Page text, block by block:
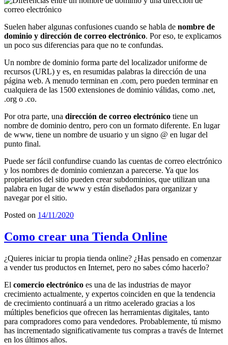
Suelen haber algunas confusiones cuando se habla de nombre de
dominio y dirección de correo electrónico. Por eso, te explicamos
un poco sus diferencias para que no te confundas.
Un nombre de dominio forma parte del localizador uniforme de
recursos (URL) y es, en resumidas palabras la dirección de una
página web. A menudo terminan en .com, pero pueden terminar en
cualquiera de las 1500 extensiones de dominio válidas, como .net,
.org o .co.
Por otra parte, una dirección de correo electrónico tiene un
nombre de dominio dentro, pero con un formato diferente. En lugar
de www, tiene un nombre de usuario y un signo @ en lugar del
punto final.
Puede ser fácil confundirse cuando las cuentas de correo electrónico
y los nombres de dominio comienzan a parecerse. Ya que los
propietarios del sitio pueden crear subdominios, que utilizan una
palabra en lugar de www y están diseñados para organizar y
navegar por el sitio.
Posted on 14/11/2020
Como crear una Tienda Online
¿Quieres iniciar tu propia tienda online? ¿Has pensado en comenzar
a vender tus productos en Internet, pero no sabes cómo hacerlo?
El comercio electrónico es una de las industrias de mayor
crecimiento actualmente, y expertos coinciden en que la tendencia
de crecimiento continuará a un ritmo acelerado gracias a los
múltiples beneficios que ofrecen las herramientas digitales, tanto
para compradores como para vendedores. Probablemente, tú mismo
has incrementado significativamente tus compras a través de Internet
en los últimos años.